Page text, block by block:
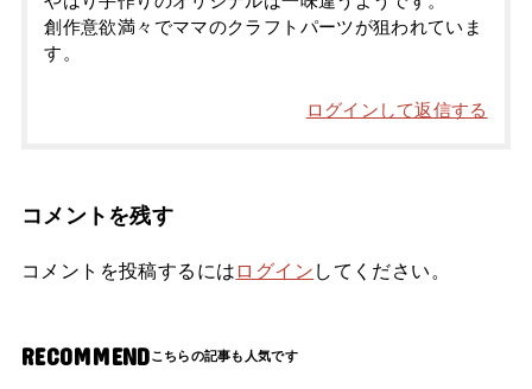
創作意欲満々でママのクラフトパーツが狙われていま
す。
ログインして返信する
コメントを残す
コメントを投稿するには ログイン してください。
RECOMMEND